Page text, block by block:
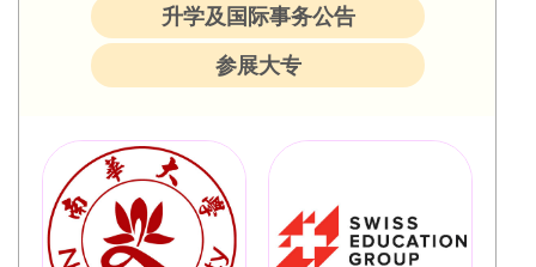
升学及国际事务公告
参展大专